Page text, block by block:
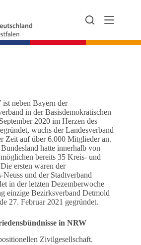
neben Bayern der
in der Basisdemokratischen
2020 im Herzen des
wuchs der Landesverband
Zeit auf über 6.000 Mitglieder an.
hatte innerhalb von
bereits 35 Kreis- und
ersten waren der
und der Stadtverband
in der letzten Dezemberwoche
einzige Bezirksverband Detmold
27. Februar 2021 gegründet.
in NRW
Zivilgesellschaft.